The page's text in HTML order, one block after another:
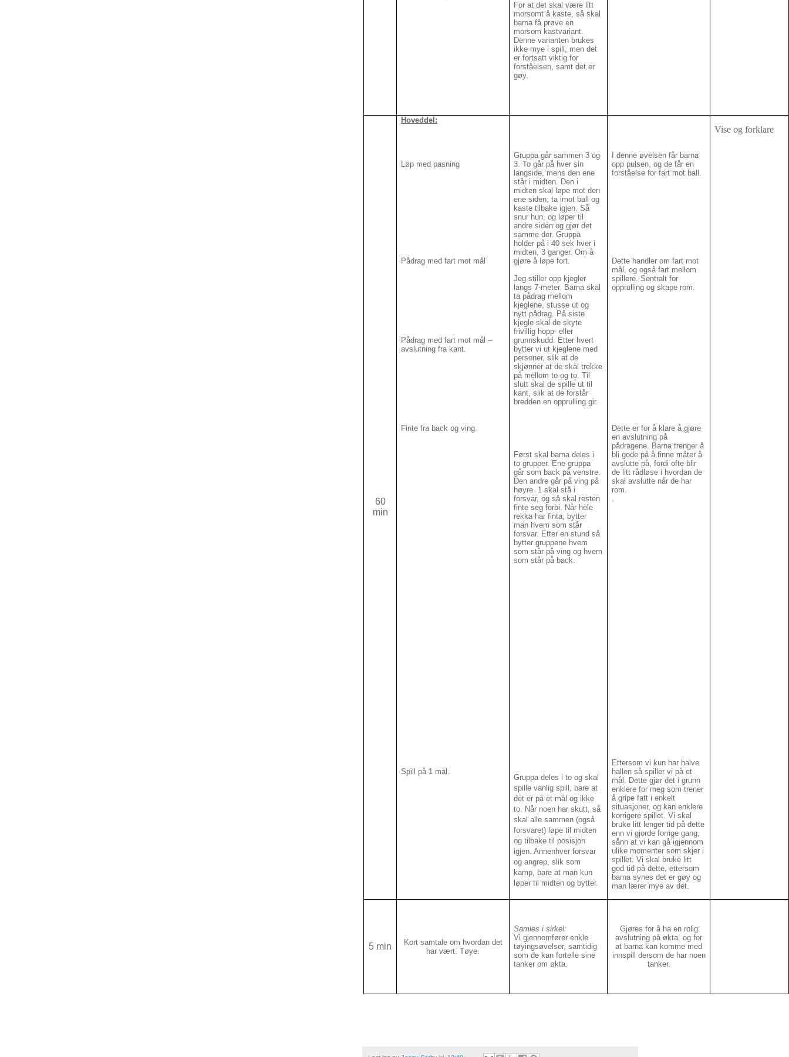
For at det skal være litt
morsomt å kaste, så skal
barna få prøve en
morsom kastvariant.
Denne varianten brukes
ikke mye i spill, men det
er fortsatt viktig for
forståelsen, samt det er
gøy.
60
min
Hoveddel:
Løp med pasning
Pådrag med fart mot mål
Pådrag med fart mot mål –
avslutning fra kant.
Finte fra back og ving.
Spill på 1 mål.
Gruppa går sammen 3 og
3. To går på hver sin
langside, mens den ene
står i midten. Den i
midten skal løpe mot den
ene siden, ta imot ball og
kaste tilbake igjen. Så
snur hun, og løper til
andre siden og gjør det
samme der. Gruppa
holder på i 40 sek hver i
midten, 3 ganger. Om å
gjøre å løpe fort.
Jeg stiller opp kjegler
langs 7-meter. Barna skal
ta pådrag mellom
kjeglene, stusse ut og
nytt pådrag. På siste
kjegle skal de skyte
frivillig hopp- eller
grunnskudd. Etter hvert
bytter vi ut kjeglene med
personer, slik at de
skjønner at de skal trekke
på mellom to og to. Til
slutt skal de spille ut til
kant, slik at de forstår
bredden en opprulling gir.
Først skal barna deles i
to grupper. Ene gruppa
går som back på venstre.
Den andre går på ving på
høyre. 1 skal stå i
forsvar, og så skal resten
finte seg forbi. Når hele
rekka har finta, bytter
man hvem som står
forsvar. Etter en stund så
bytter gruppene hvem
som står på ving og hvem
som står på back.
Gruppa deles i to og skal
spille vanlig spill, bare at
det er på et mål og ikke
to. Når noen har skutt, så
skal alle sammen (også
forsvaret) løpe til midten
og tilbake til posisjon
igjen. Annenhver forsvar
og angrep, slik som
kamp, bare at man kun
løper til midten og bytter.
I denne øvelsen får barna
opp pulsen, og de får en
forståelse for fart mot ball.
Dette handler om fart mot
mål, og også fart mellom
spillere. Sentralt for
opprulling og skape rom.
Dette er for å klare å gjøre
en avslutning på
pådragene. Barna trenger å
bli gode på å finne måter å
avslutte på, fordi ofte blir
de litt rådløse i hvordan de
skal avslutte når de har
rom.
.
Ettersom vi kun har halve
hallen så spiller vi på et
mål. Dette gjør det i grunn
enklere for meg som trener
å gripe fatt i enkelt
situasjoner, og kan enklere
korrigere spillet. Vi skal
bruke litt lenger tid på dette
enn vi gjorde forrige gang,
sånn at vi kan gå igjennom
ulike momenter som skjer i
spillet. Vi skal bruke litt
god tid på dette, ettersom
barna synes det er gøy og
man lærer mye av det.
Vise og forklare
5 min
Kort samtale om hvordan det
har vært. Tøye.
Samles i sirkel:
Vi gjennomfører enkle
tøyingsøvelser, samtidig
som de kan fortelle sine
tanker om økta.
Gjøres for å ha en rolig
avslutning på økta, og for
at barna kan komme med
innspill dersom de har noen
tanker.